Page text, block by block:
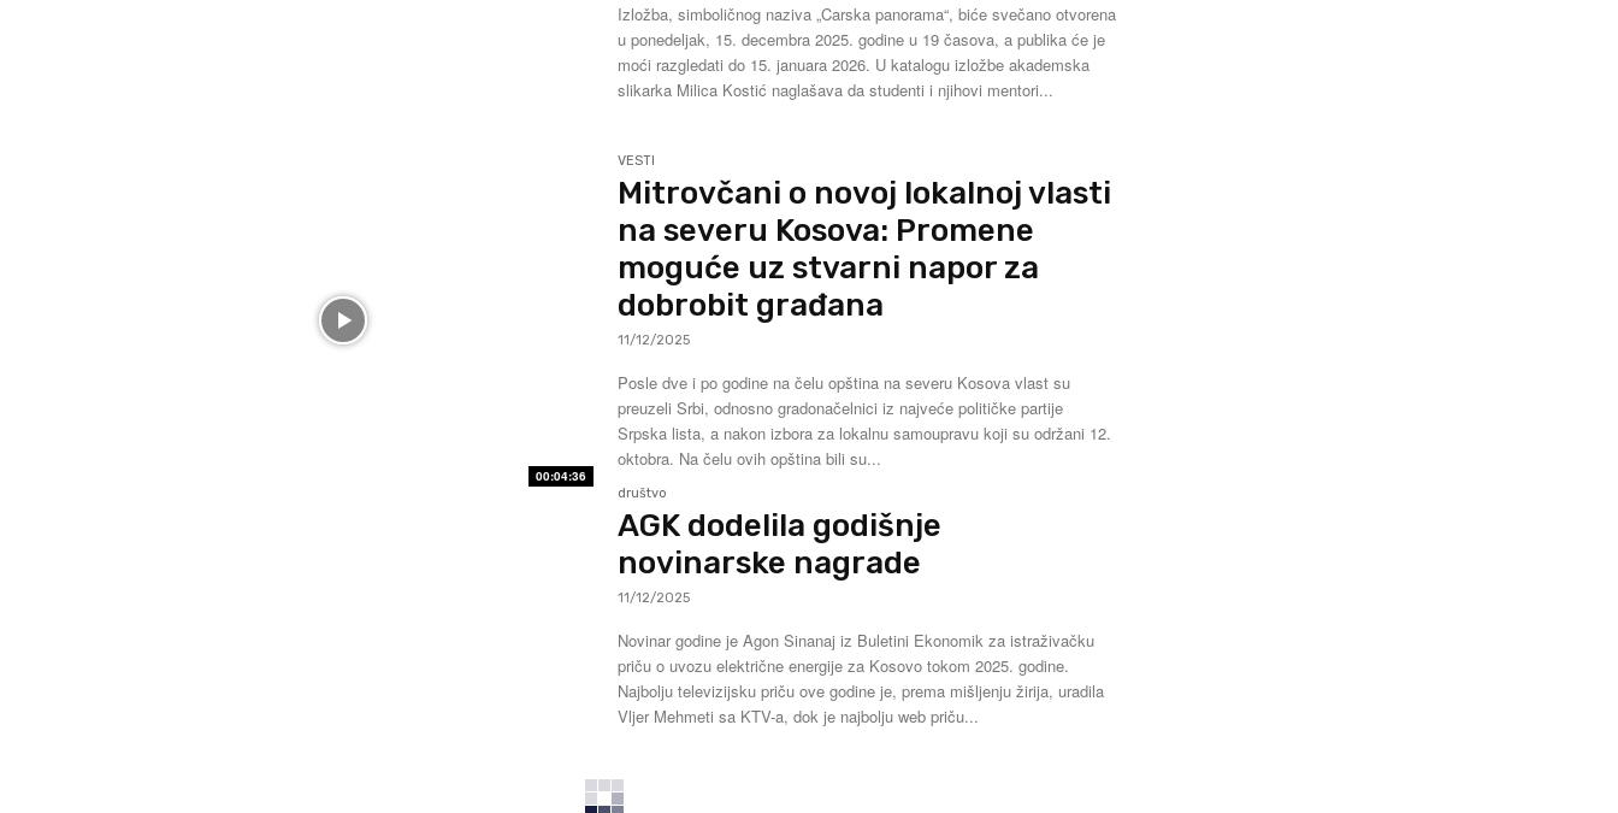
Izložba, simboličnog naziva „Carska panorama“, biće svečano otvorena
u ponedeljak, 15. decembra 2025. godine u 19 časova, a publika će je
moći razgledati do 15. januara 2026. U katalogu izložbe akademska
slikarka Milica Kostić naglašava da studenti i njihovi mentori...
00:04:36
VESTI
Mitrovčani o novoj lokalnoj vlasti
na severu Kosova: Promene
moguće uz stvarni napor za
dobrobit građana
11/12/2025
Posle dve i po godine na čelu opština na severu Kosova vlast su
preuzeli Srbi, odnosno gradonačelnici iz najveće političke partije
Srpska lista, a nakon izbora za lokalnu samoupravu koji su održani 12.
oktobra. Na čelu ovih opština bili su...
društvo
AGK dodelila godišnje
novinarske nagrade
11/12/2025
Novinar godine je Agon Sinanaj iz Buletini Ekonomik za istraživačku
priču o uvozu električne energije za Kosovo tokom 2025. godine.
Najbolju televizijsku priču ove godine je, prema mišljenju žirija, uradila
Vljer Mehmeti sa KTV-a, dok je najbolju web priču...